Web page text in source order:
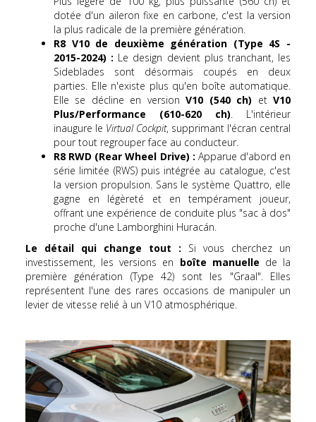
dotée d'un aileron fixe en carbone, c'est la version
la plus radicale de la première génération.
R8 V10 de deuxième génération (Type 4S -
2015-2024) : Le design devient plus tranchant, les
Sideblades sont désormais coupés en deux
parties. Elle n'existe plus qu'en boîte automatique.
Elle se décline en versionV10 (540 ch) etV10
Plus/Performance (610-620 ch). L'intérieur
inaugure le Virtual Cockpit, supprimant l'écran central
pour tout regrouper face au conducteur.
R8 RWD (Rear Wheel Drive) : Apparue d'abord en
série limitée (RWS) puis intégrée au catalogue, c'est
la version propulsion. Sans le système Quattro, elle
gagne en légèreté et en tempérament joueur,
offrant une expérience de conduite plus "sac à dos"
proche d'une Lamborghini Huracán.
Le détail qui change tout : Si vous cherchez un
investissement, les versions en boîte manuelle de la
première génération (Type 42) sont les "Graal". Elles
représentent l'une des rares occasions de manipuler un
levier de vitesse relié à un V10 atmosphérique.